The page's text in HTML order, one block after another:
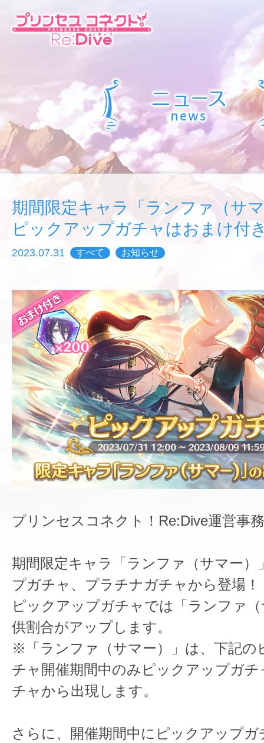
期間限定キャラ「ランファ（サ
ピックアップガチャはおまけ付
2023.07.31 すべて お知らせ
プリンセスコネクト！Re:Dive運営事
期間限定キャラ「ランファ（サマー）
プガチャ、プラチナガチャから登場！
ピックアップガチャでは「ランファ
供割合がアップします。
※「ランファ（サマー）」は、下記の
チャ開催期間中のみピックアップガ
チャから出現します。
さらに、開催期間中にピックアップ